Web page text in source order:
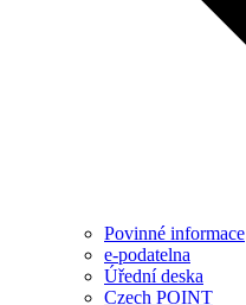
Povinné informace
e-podatelna
Úřední deska
Czech POINT